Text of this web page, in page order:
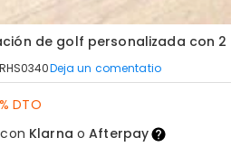
de golf personalizada con
Deja un comentatio
DTO
Klarna oAfterpay